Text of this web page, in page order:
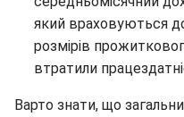
який враховуються
розмірів
втратили
Варто знати, що